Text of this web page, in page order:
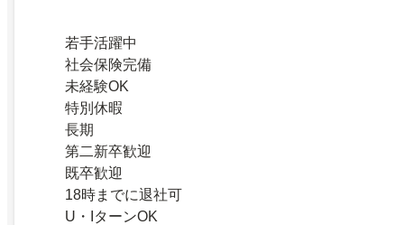
若手活躍中
社会保険完備
未経験OK
特別休暇
長期
第二新卒歓迎
既卒歓迎
18時までに退社可
U・IターンOK